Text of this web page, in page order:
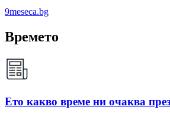
9meseca.bg
Времето
Ето какво време ни очаква